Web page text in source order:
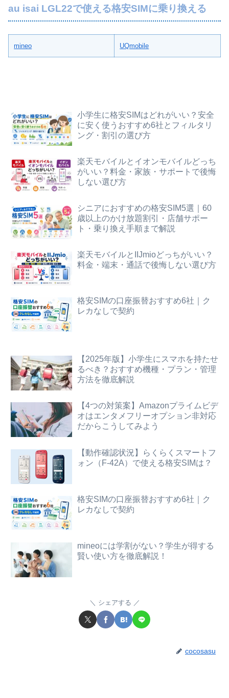
au isai LGL22で使える格安SIMに乗り換える
mineo UQmobile
小学生に格安SIMはどれがいい？安全
に安く使うおすすめ6社とフィルタリ
ング・割引の選び方
楽天モバイルとイオンモバイルどっち
がいい？料金・家族・サポートで後悔
しない選び方
シニアにおすすめの格安SIM5選｜60
歳以上のかけ放題割引・店舗サポー
ト・乗り換え手順まで解説
楽天モバイルとIIJmioどっちがいい？
料金・端末・通話で後悔しない選び方
格安SIMの口座振替おすすめ6社｜ク
レカなしで契約
【2025年版】小学生にスマホを持たせ
るべき？おすすめ機種・プラン・管理
方法を徹底解説
【4つの対策案】Amazonプライムビデ
オはエンタメフリーオプション非対応
だからこうしてみよう
【動作確認状況】らくらくスマートフ
ォン（F-42A）で使える格安SIMは？
格安SIMの口座振替おすすめ6社｜ク
レカなしで契約
mineoには学割がない？学生が得する
賢い使い方を徹底解説！
シェアする
cocosasu